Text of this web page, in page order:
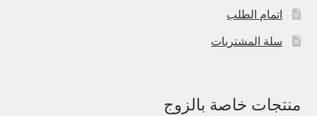
اتمام الطلب
سلة المشتريات
منتجات خاصة بالزوج